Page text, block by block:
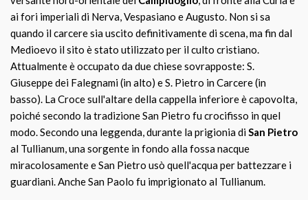
ai fori imperiali di Nerva, Vespasiano e Augusto. Non si sa
quando il carcere sia uscito definitivamente di scena, ma fin dal
Medioevo il sito è stato utilizzato per il culto cristiano.
Attualmente è occupato da due chiese sovrapposte: S.
Giuseppe dei Falegnami (in alto) e S. Pietro in Carcere (in
basso). La Croce sull'altare della cappella inferiore è capovolta,
poiché secondo la tradizione San Pietro fu crocifisso in quel
modo. Secondo una leggenda, durante la prigionia diSan Pietro
al Tullianum, una sorgente in fondo alla fossa nacque
miracolosamente e San Pietro usò quell'acqua per battezzare i
guardiani. Anche San Paolo fu imprigionato al Tullianum.